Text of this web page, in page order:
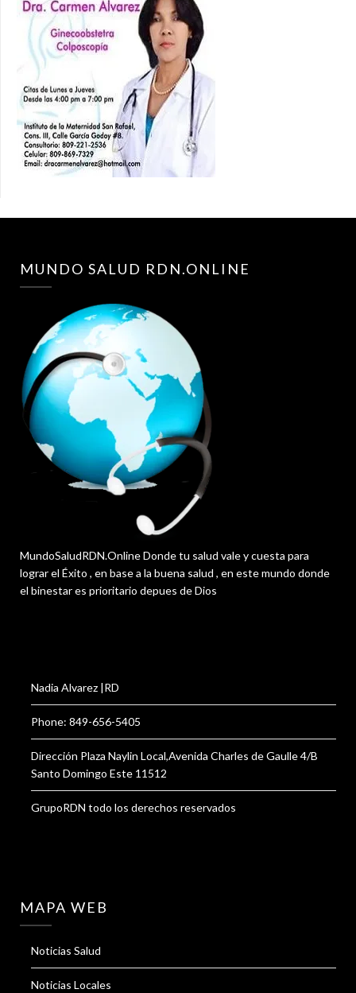
MUNDO SALUD RDN.ONLINE
MundoSaludRDN.Online Donde tu salud vale y cuesta para
lograr el Éxito , en base a la buena salud , en este mundo donde
el binestar es prioritario depues de Dios
Nadia Alvarez |RD
Phone: 849-656-5405
Dirección Plaza Naylin Local,Avenida Charles de Gaulle 4/B
Santo Domingo Este 11512
GrupoRDN todo los derechos reservados
MAPA WEB
Noticias Salud
Noticias Locales